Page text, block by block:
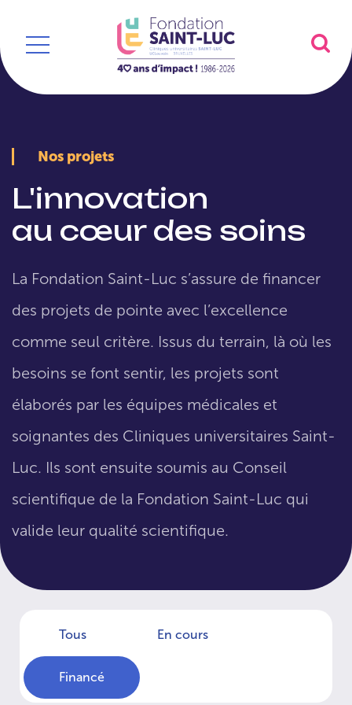
Nos projets
L'innovation
au cœur des soins
La Fondation Saint-Luc s’assure de financer
des projets de pointe avec l’excellence
comme seul critère. Issus du terrain, là où les
besoins se font sentir, les projets sont
élaborés par les équipes médicales et
soignantes des Cliniques universitaires Saint-
Luc. Ils sont ensuite soumis au Conseil
scientifique de la Fondation Saint-Luc qui
valide leur qualité scientifique.
Tous En cours
Financé